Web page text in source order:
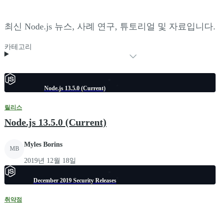
최신 Node.js 뉴스, 사례 연구, 튜토리얼 및 자료입니다.
카테고리
Node.js 13.5.0 (Current)
릴리스
Node.js 13.5.0 (Current)
MB
Myles Borins
2019년 12월 18일
December 2019 Security Releases
취약점